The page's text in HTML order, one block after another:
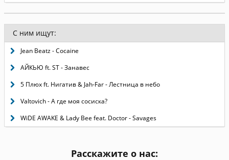
С ним ищут:
Jean Beatz - Cocaine
АЙКЬЮ ft. ST - Занавес
5 Плюх ft. Нигатив & Jah-Far - Лестница в небо
Valtovich - А где моя сосиска?
WiDE AWAKE & Lady Bee feat. Doctor - Savages
Расскажите о нас: